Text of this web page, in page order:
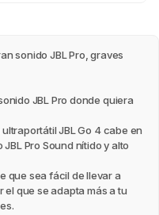
sonido JBL Pro, graves
JBL Pro donde quiera
JBL Go 4 cabe en
Pro Sound nítido y alto
que sea fácil de llevar a
que se adapta más a tu